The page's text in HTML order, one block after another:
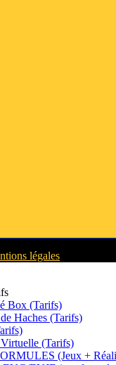
légales
Box (Tarifs)
Haches (Tarifs)
(Tarifs)
(Jeux +